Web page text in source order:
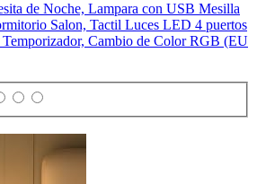
de Noche, Lampara con USB Mesilla
Salon, Tactil Luces LED 4 puertos
Temporizador, Cambio de Color RGB (EU